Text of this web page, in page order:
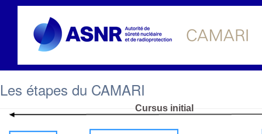
Les étapes du CAMARI
Cursus initial